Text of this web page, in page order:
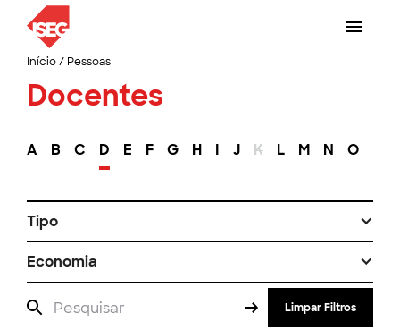
Início/ Pessoas
Docentes
A B C D E F G H I J K L M N O
Tipo
Economia
Limpar Filtros